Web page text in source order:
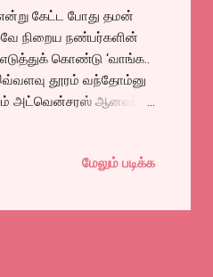
கேட்ட போது தமன்
நிறைய நண்பர்களின்
கொண்டு ‘வாங்க..
தூரம் வந்தோம்னு
அட்வென்சரஸ் ஆனவர்
மேலும் படிக்க